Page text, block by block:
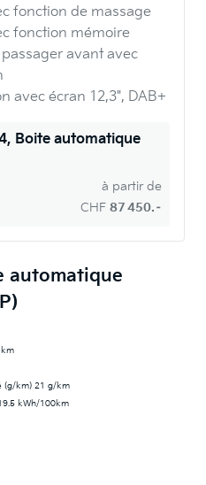
fonction de massage
fonction mémoire
avant avec
avec écran 12,3", DAB+
Boite automatique
à partir de
CHF 87 450.–
automatique
(g/km) 21 g/km
kWh/100km